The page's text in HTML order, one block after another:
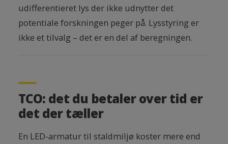
udifferentieret lys der ikke udnytter det
potentiale forskningen peger på. Lysstyring er
ikke et tilvalg – det er en del af beregningen.
TCO: det du betaler over tid er
det der tæller
En LED-armatur til staldmiljø koster mere end